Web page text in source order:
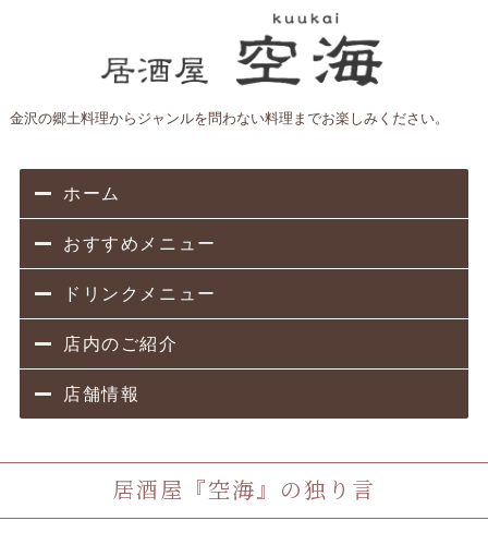
金沢の郷土料理からジャンルを問わない料理までお楽しみください。
ホーム
おすすめメニュー
ドリンクメニュー
店内のご紹介
店舗情報
居酒屋『空海』の独り言